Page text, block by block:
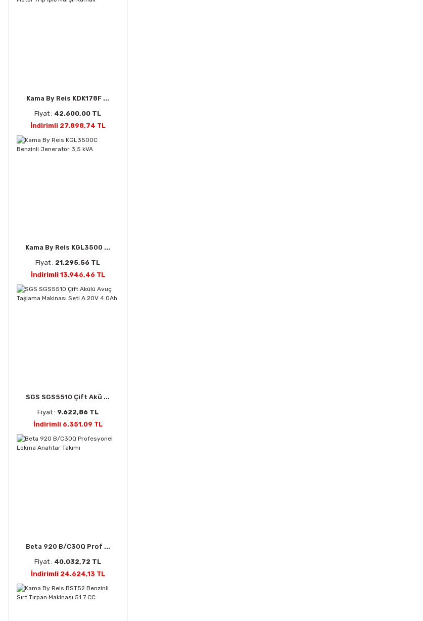
Kama By Reis KDK178F ...
Fiyat : 42.600,00 TL
İndirimli 27.898,74 TL
Kama By Reis KGL3500 ...
Fiyat : 21.295,56 TL
İndirimli 13.946,46 TL
SGS SGS5510 Çift Akü ...
Fiyat : 9.622,86 TL
İndirimli 6.351,09 TL
Beta 920 B/C30Q Prof ...
Fiyat : 40.032,72 TL
İndirimli 24.624,13 TL